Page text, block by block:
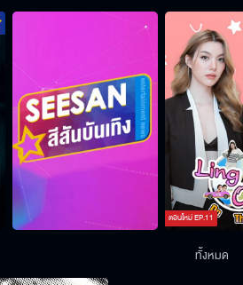
ตอนใหม่EP.11
ทั้งหมด